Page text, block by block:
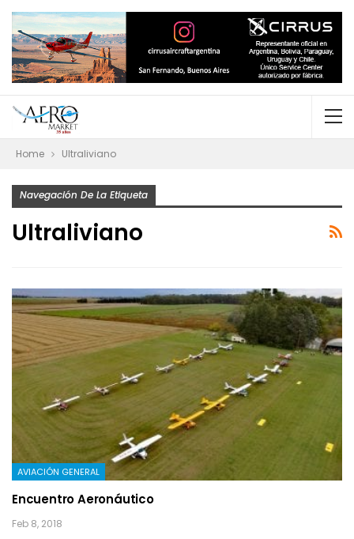
Home Ultraliviano
Navegación De La Etiqueta
Ultraliviano
AVIACIÓN GENERAL
Encuentro Aeronáutico
Feb 8, 2018